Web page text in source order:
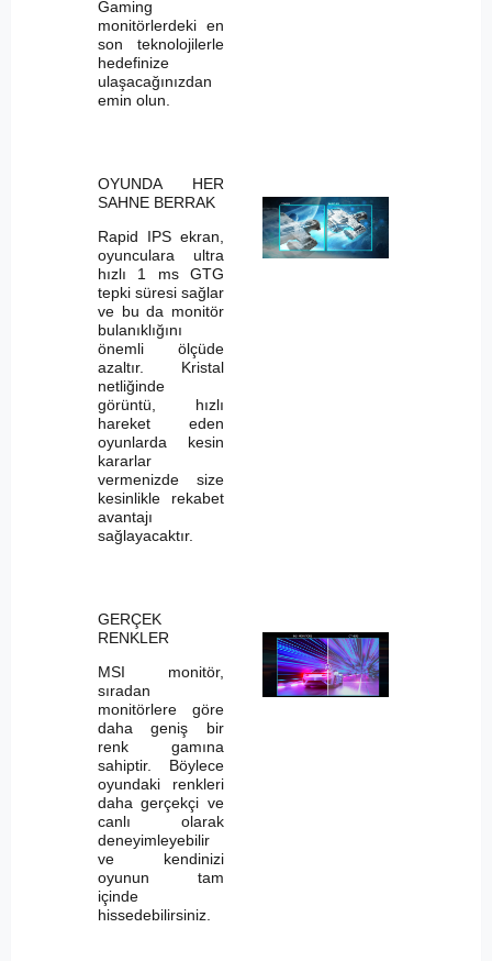
Gaming
monitörlerdeki en
son teknolojilerle
hedefinize
ulaşacağınızdan
emin olun.
OYUNDA HER
SAHNE BERRAK
Rapid IPS ekran,
oyunculara ultra
hızlı 1 ms GTG
tepki süresi sağlar
ve bu da monitör
bulanıklığını
önemli ölçüde
azaltır. Kristal
netliğinde
görüntü, hızlı
hareket eden
oyunlarda kesin
kararlar
vermenizde size
kesinlikle rekabet
avantajı
sağlayacaktır.
GERÇEK
RENKLER
MSI monitör,
sıradan
monitörlere göre
daha geniş bir
renk gamına
sahiptir. Böylece
oyundaki renkleri
daha gerçekçi ve
canlı olarak
deneyimleyebilir
ve kendinizi
oyunun tam
içinde
hissedebilirsiniz.